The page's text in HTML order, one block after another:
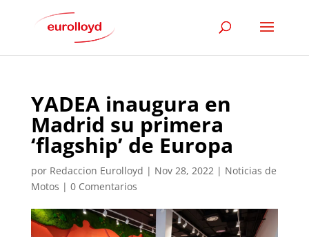
YADEA inaugura en
Madrid su primera
‘flagship’ de Europa
por Redaccion Eurolloyd | Nov 28, 2022| Noticias de
Motos | 0 Comentarios